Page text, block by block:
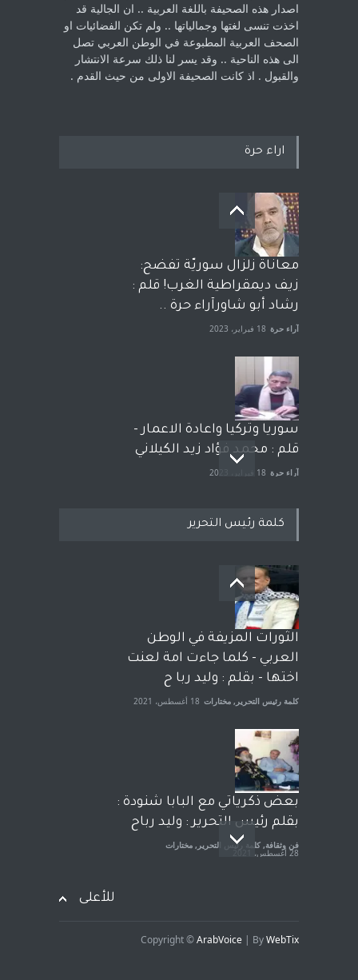
اصدار هذه الصحيفة باللغة العربية .. ان الجالية قد
اخذت ‏تنسى لغتها وجمالياتها .. ولم تكن الفضائيات او
الصحف العربية المطبوعة في الوطن ‏العربي تصل
الى هذه الناحية .. وقد يسر لنا ذلك سرعة الانتشار
والقبول . اذ كانت ‏الصحيفة الاولى من حيث القدم . ‏
اراء حرة
معاناة زلزال سوريّة تفضح:
زيف ديمقراطية الغرب! قلم :
رشاد أبو شاورآراء حرة ..
آراء حرة 18 فبراير، 2023
سوريا وتركيا واعادة الاعمار -
قلم : محمد فؤاد زيد الكيلاني
آراء حرة 18 فبراير، 2023
بعد معارك قضائية طاحنة كتب
وترافع فيها بنفسه مرة اخرى..
الشيخ طارق يوسف يقهر
الحكومة الأمريكية ، فأعطوه
الجنسية عن يد وهم صاغرون،
آراء حرة مختارات 7 أبريل، 2023
كلمة رئيس التحرير
الثورات المزيفة في الوطن
العربي - كلما جاءت امة لعنت
اختها - بقلم : وليد ربا ح
كلمة رئيس التحرير , مختارات 18 أغسطس، 2021
بعض ذكرياتي مع البابا شنودة :
بقلم رئيس التحرير : وليد رباح
فن وثقافة, كلمة رئيس التحرير , مختارات
28 أغسطس، 2021
للأعلى
Copyright ©ArabVoice | ByWebTix